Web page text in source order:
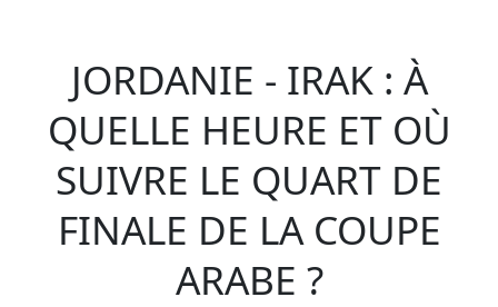
JORDANIE - IRAK : À
QUELLE HEURE ET OÙ
SUIVRE LE QUART DE
FINALE DE LA COUPE
ARABE ?